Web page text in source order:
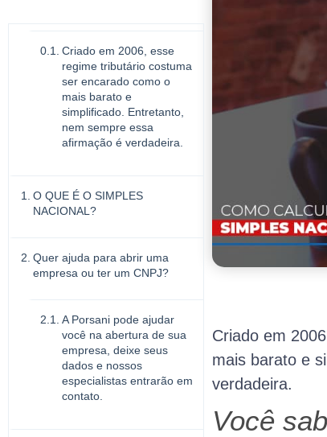
Criado em 2006, esse
regime tributário costuma
ser encarado como o
mais barato e
simplificado. Entretanto,
nem sempre essa
afirmação é verdadeira.
O QUE É O SIMPLES
NACIONAL?
Quer ajuda para abrir uma
empresa ou ter um CNPJ?
A Porsani pode ajudar
você na abertura de sua
empresa, deixe seus
dados e nossos
especialistas entrarão em
contato.
Criado em
mais barato e
verdadeira.
Você